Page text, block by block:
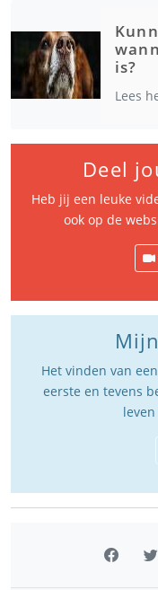
is?
Lees
Deel
Heb jij een leuke
ook op de
Het vinden van
eerste en tevens